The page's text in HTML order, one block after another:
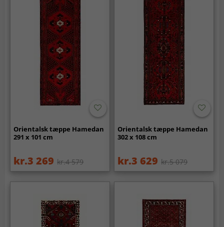
Orientalsk tæppe Hamedan
291 x 101 cm
kr.3 269 kr.4 579
Orientalsk tæppe Hamedan
302 x 108 cm
kr.3 629 kr.5 079